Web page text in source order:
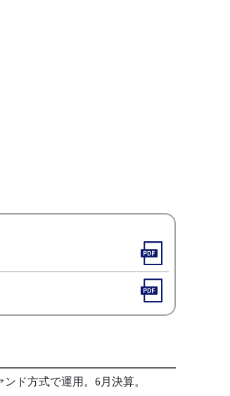
ド方式で運用。6月決算。